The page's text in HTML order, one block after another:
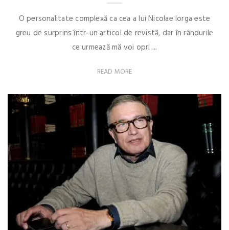
O personalitate complexă ca cea a lui Nicolae Iorga este
greu de surprins într-un articol de revistă, dar în rândurile
ce urmează mă voi opri ...
READ MORE